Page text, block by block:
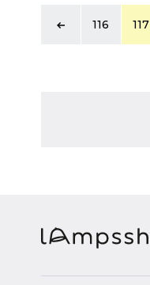
116 117